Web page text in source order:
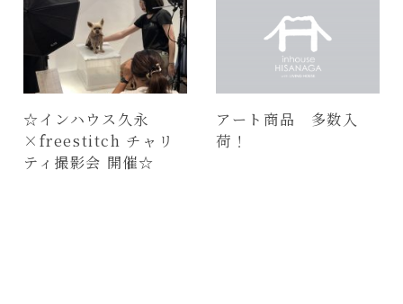
☆インハウス久永
×freestitch チャリ
ティ撮影会 開催☆
アート商品 多数入
荷！